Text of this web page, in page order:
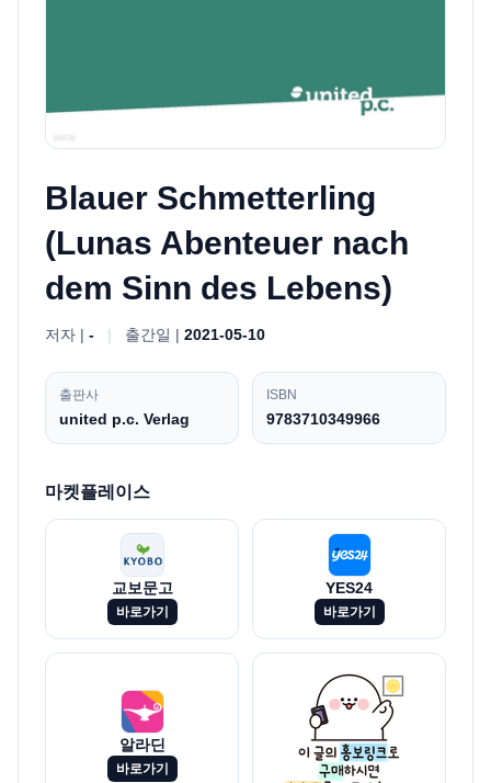
Blauer Schmetterling
(Lunas Abenteuer nach
dem Sinn des Lebens)
저자 | - | 출간일 | 2021-05-10
출판사
united p.c. Verlag
ISBN
9783710349966
마켓플레이스
교보문고
바로가기
YES24
바로가기
알라딘
바로가기